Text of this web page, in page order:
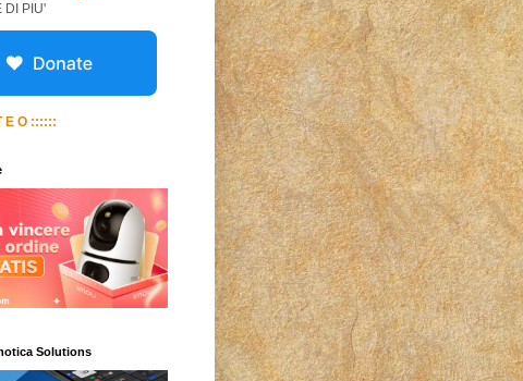
DI PIU'
E O ::::::
Solutions